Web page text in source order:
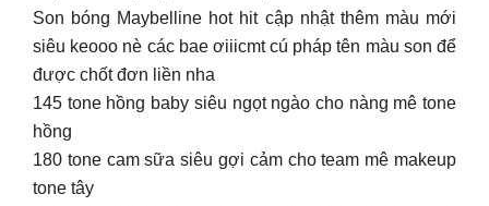
Son bóng Maybelline hot hit cập nhật thêm màu mới
siêu keooo nè các bae ơiiicmt cú pháp tên màu son để
được chốt đơn liền nha
145 tone hồng baby siêu ngọt ngào cho nàng mê tone
hồng
180 tone cam sữa siêu gợi cảm cho team mê makeup
tone tây